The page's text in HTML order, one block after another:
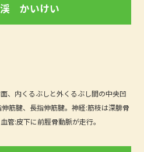
かいけい
、内くるぶしと外くるぶし間の中央凹
筋腱、長指伸筋腱。神経:筋枝は深腓骨
管:皮下に前脛骨動脈が走行。